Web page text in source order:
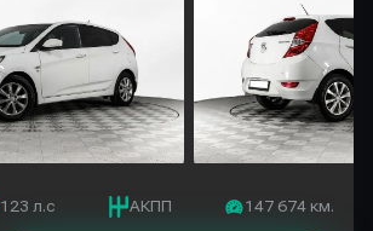
123 л.с АКПП 147 674 км.